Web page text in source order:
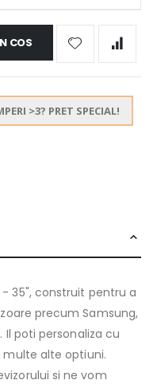
COS
>3? PRET SPECIAL!
- 35", construit pentru a
precum Samsung,
Il poti personaliza cu
multe alte optiuni.
si ne vom